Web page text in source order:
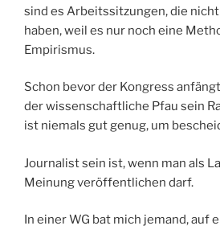
sind es Arbeitssitzungen, die
haben, weil es nur noch eine
Empirismus.
Schon bevor der Kongress
der wissenschaftliche Pfau sein
ist niemals gut genug, um
Journalist sein ist, wenn man als
Meinung veröffentlichen darf.
In einer WG bat mich jemand, auf